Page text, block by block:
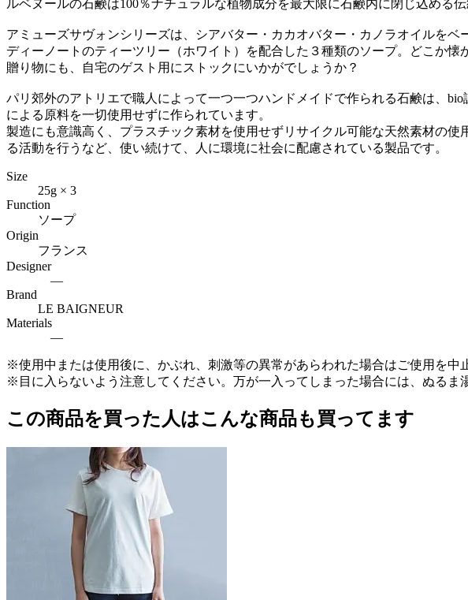
ルベヌールの石鹸は100％ナチュラルな植物成分を最大限に石鹸内に閉じ込める
アミューズサヴォンシリーズは、シアバター・カカオバター・カノラオイルを
ディーノートのティーツリー（ホワイト）を配合した３種類のソープ。どこか
贈り物にも、自宅のゲスト用にストックにいかがでしょうか？
パリ郊外のアトリエで職人によって一つ一つハンドメイドで作られる石鹸は、
による原料を一切使用せずに作られています。
製造にも意識高く、プラスチック素材を使用せずリサイクル可能な天然素材の
る活動を行うなど、使い続けて、人に環境に社会に配慮されている製品です。
Size
25g × 3
Function
ソープ
Origin
フランス
Designer
―
Brand
LE BAIGNEUR
Materials
―
※使用中または使用後に、かぶれ、刺激等の異常があらわれた場合はご使用を中
※目に入らないよう注意してください。万が一入ってしまった場合には、ぬるま
この商品を買った人はこんな商品も買ってます